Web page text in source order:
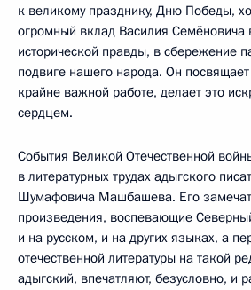
к великому празднику, Дню Победы,
огромный вклад Василия Семёновича
исторической правды, в сбережение
подвиге нашего народа. Он посвящает
крайне важной работе, делает это
сердцем.
События Великой Отечественной
в литературных трудах адыгского
Шумафовича Машбашева. Его
произведения, воспевающие
и на русском, и на других языках, а
отечественной литературы на такой
адыгский, впечатляют, безусловно, и